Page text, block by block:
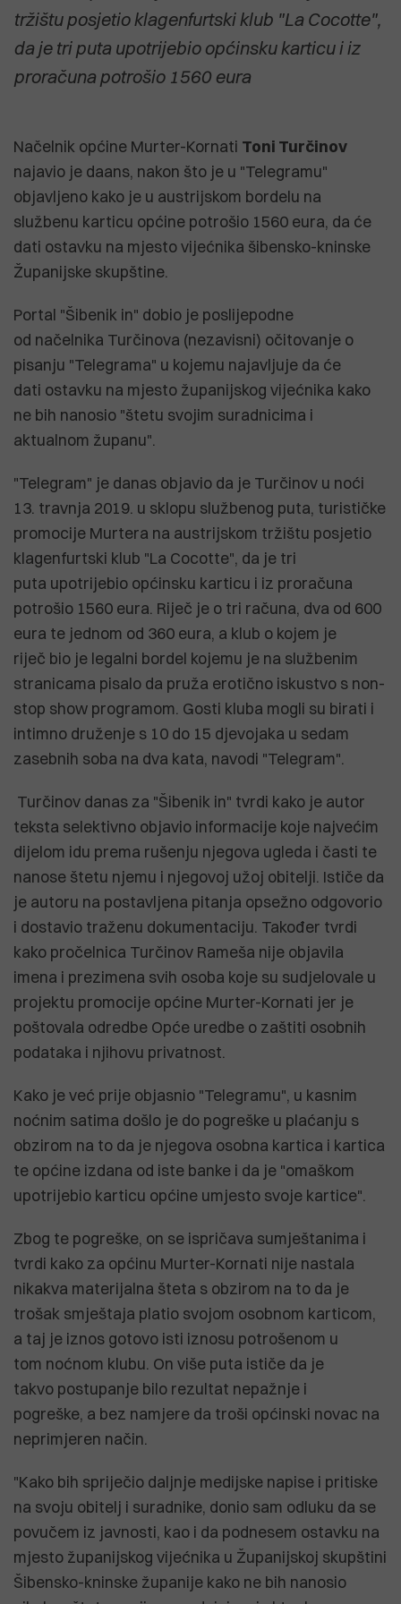
tržištu posjetio klagenfurtski klub "La Cocotte",
da je tri puta upotrijebio općinsku karticu i iz
proračuna potrošio 1560 eura
Načelnik općine Murter-Kornati Toni Turčinov
najavio je daans, nakon što je u "Telegramu"
objavljeno kako je u austrijskom bordelu na
službenu karticu općine potrošio 1560 eura, da će
dati ostavku na mjesto vijećnika šibensko-kninske
Županijske skupštine.
Portal "Šibenik in" dobio je poslijepodne
od načelnika Turčinova (nezavisni) očitovanje o
pisanju "Telegrama" u kojemu najavljuje da će
dati ostavku na mjesto županijskog vijećnika kako
ne bih nanosio "štetu svojim suradnicima i
aktualnom županu".
"Telegram" je danas objavio da je Turčinov u noći
13. travnja 2019. u sklopu službenog puta, turističke
promocije Murtera na austrijskom tržištu posjetio
klagenfurtski klub "La Cocotte", da je tri
puta upotrijebio općinsku karticu i iz proračuna
potrošio 1560 eura. Riječ je o tri računa, dva od 600
eura te jednom od 360 eura, a klub o kojem je
riječ bio je legalni bordel kojemu je na službenim
stranicama pisalo da pruža erotično iskustvo s non-
stop show programom. Gosti kluba mogli su birati i
intimno druženje s 10 do 15 djevojaka u sedam
zasebnih soba na dva kata, navodi "Telegram".
Turčinov danas za "Šibenik in" tvrdi kako je autor
teksta selektivno objavio informacije koje najvećim
dijelom idu prema rušenju njegova ugleda i časti te
nanose štetu njemu i njegovoj užoj obitelji. Ističe da
je autoru na postavljena pitanja opsežno odgovorio
i dostavio traženu dokumentaciju. Također tvrdi
kako pročelnica Turčinov Rameša nije objavila
imena i prezimena svih osoba koje su sudjelovale u
projektu promocije općine Murter-Kornati jer je
poštovala odredbe Opće uredbe o zaštiti osobnih
podataka i njihovu privatnost.
Kako je već prije objasnio "Telegramu", u kasnim
noćnim satima došlo je do pogreške u plaćanju s
obzirom na to da je njegova osobna kartica i kartica
te općine izdana od iste banke i da je "omaškom
upotrijebio karticu općine umjesto svoje kartice".
Zbog te pogreške, on se ispričava sumještanima i
tvrdi kako za općinu Murter-Kornati nije nastala
nikakva materijalna šteta s obzirom na to da je
trošak smještaja platio svojom osobnom karticom,
a taj je iznos gotovo isti iznosu potrošenom u
tom noćnom klubu. On više puta ističe da je
takvo postupanje bilo rezultat nepažnje i
pogreške, a bez namjere da troši općinski novac na
neprimjeren način.
"Kako bih spriječio daljnje medijske napise i pritiske
na svoju obitelj i suradnike, donio sam odluku da se
povučem iz javnosti, kao i da podnesem ostavku na
mjesto županijskog vijećnika u Županijskoj skupštini
Šibensko-kninske županije kako ne bih nanosio